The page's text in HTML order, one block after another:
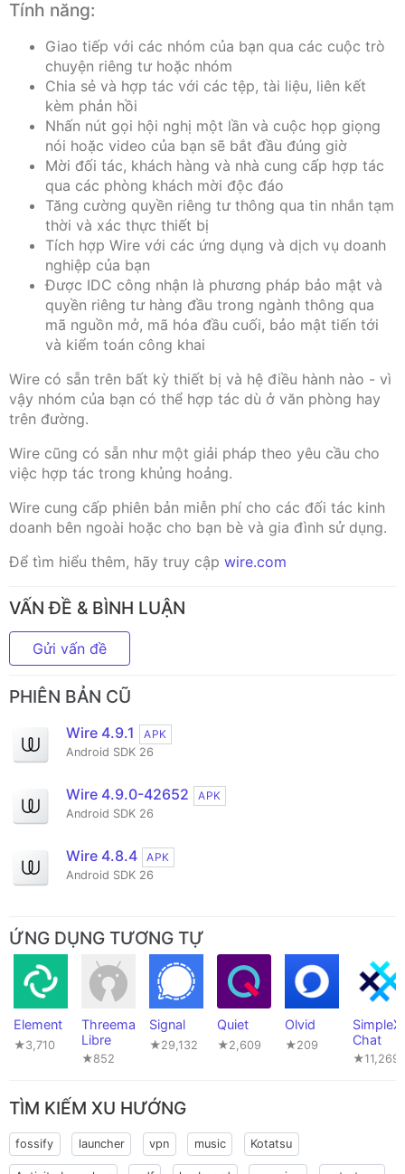
Tính năng:
Giao tiếp với các nhóm của bạn qua các cuộc trò
chuyện riêng tư hoặc nhóm
Chia sẻ và hợp tác với các tệp, tài liệu, liên kết
kèm phản hồi
Nhấn nút gọi hội nghị một lần và cuộc họp giọng
nói hoặc video của bạn sẽ bắt đầu đúng giờ
Mời đối tác, khách hàng và nhà cung cấp hợp tác
qua các phòng khách mời độc đáo
Tăng cường quyền riêng tư thông qua tin nhắn tạm
thời và xác thực thiết bị
Tích hợp Wire với các ứng dụng và dịch vụ doanh
nghiệp của bạn
Được IDC công nhận là phương pháp bảo mật và
quyền riêng tư hàng đầu trong ngành thông qua
mã nguồn mở, mã hóa đầu cuối, bảo mật tiến tới
và kiểm toán công khai
Wire có sẵn trên bất kỳ thiết bị và hệ điều hành nào - vì
vậy nhóm của bạn có thể hợp tác dù ở văn phòng hay
trên đường.
Wire cũng có sẵn như một giải pháp theo yêu cầu cho
việc hợp tác trong khủng hoảng.
Wire cung cấp phiên bản miễn phí cho các đối tác kinh
doanh bên ngoài hoặc cho bạn bè và gia đình sử dụng.
Để tìm hiểu thêm, hãy truy cập wire.com
VẤN ĐỀ & BÌNH LUẬN
Gửi vấn đề
PHIÊN BẢN CŨ
Wire 4.9.1
APK
Android SDK 26
Wire 4.9.0-42652
APK
Android SDK 26
Wire 4.8.4
APK
Android SDK 26
ỨNG DỤNG TƯƠNG TỰ
Element
★3,710
Threema
Libre
★852
Signal
★29,132
Quiet
★2,609
Olvid
★209
SimpleX
Chat
★11,269
TÌM KIẾM XU HƯỚNG
fossify launcher vpn music Kotatsu